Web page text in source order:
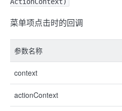
菜单项点击时的回调
参数名称
context
actionContext